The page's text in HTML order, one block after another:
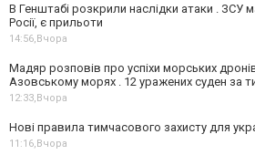
В Генштабі розкрили наслідки атаки . ЗСУ
Росії, є прильоти
14:56, Вчора
Мадяр розповів про успіхи морських
Азовському морях . 12 уражених суден за
12:33, Вчора
Нові правила тимчасового захисту для
11:16, Вчора